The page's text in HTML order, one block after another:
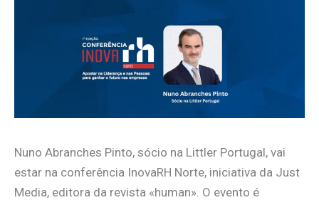
Nuno Abranches Pinto, sócio na Littler Portugal, vai
estar na conferência InovaRH Norte, iniciativa da Just
Media, editora da revista «human». O evento é